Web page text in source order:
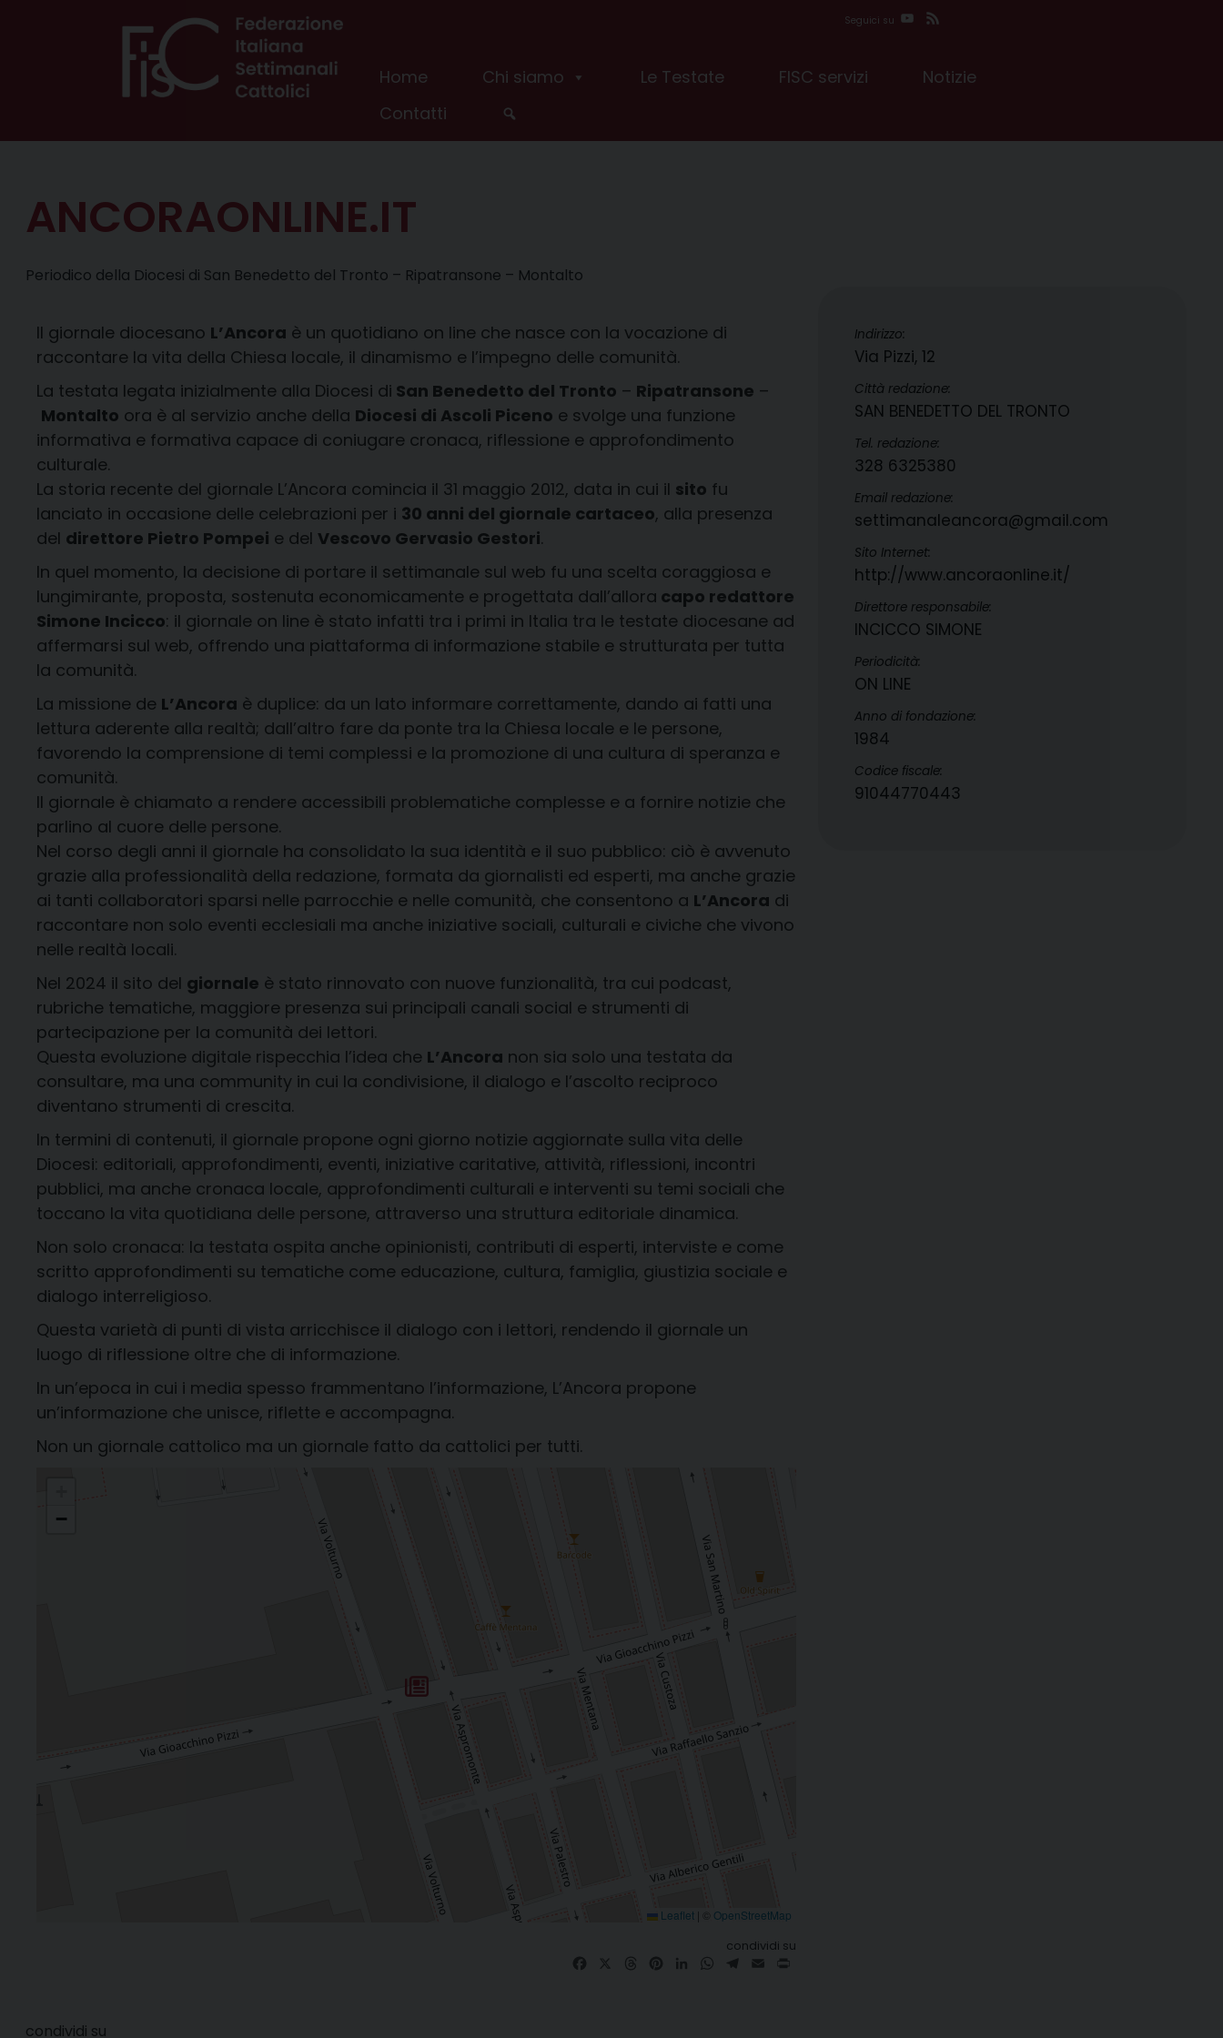
Seguici su YouTube
Home Chi siamo Le Testate FISC servizi
Notizie
Contatti
ANCORAONLINE.IT
Periodico della Diocesi di San Benedetto del Tronto – Ripatransone – Montalto
Il giornale diocesano L’Ancora è un quotidiano on line che nasce con la vocazione di
raccontare la vita della Chiesa locale, il dinamismo e l’impegno delle comunità.
La testata legata inizialmente alla Diocesi di San Benedetto del Tronto – Ripatransone –
Montalto ora è al servizio anche della Diocesi di Ascoli Piceno e svolge una funzione
informativa e formativa capace di coniugare cronaca, riflessione e approfondimento
culturale.
La storia recente del giornale L’Ancora comincia il 31 maggio 2012, data in cui il sito fu
lanciato in occasione delle celebrazioni per i 30 anni del giornale cartaceo, alla presenza
del direttore Pietro Pompei e del Vescovo Gervasio Gestori.
In quel momento, la decisione di portare il settimanale sul web fu una scelta coraggiosa e
lungimirante, proposta, sostenuta economicamente e progettata dall’allora capo redattore
Simone Incicco: il giornale on line è stato infatti tra i primi in Italia tra le testate diocesane ad
affermarsi sul web, offrendo una piattaforma di informazione stabile e strutturata per tutta
la comunità.
La missione de L’Ancora è duplice: da un lato informare correttamente, dando ai fatti una
lettura aderente alla realtà; dall’altro fare da ponte tra la Chiesa locale e le persone,
favorendo la comprensione di temi complessi e la promozione di una cultura di speranza e
comunità.
Il giornale è chiamato a rendere accessibili problematiche complesse e a fornire notizie che
parlino al cuore delle persone.
Nel corso degli anni il giornale ha consolidato la sua identità e il suo pubblico: ciò è avvenuto
grazie alla professionalità della redazione, formata da giornalisti ed esperti, ma anche grazie
ai tanti collaboratori sparsi nelle parrocchie e nelle comunità, che consentono a L’Ancora di
raccontare non solo eventi ecclesiali ma anche iniziative sociali, culturali e civiche che vivono
nelle realtà locali.
Nel 2024 il sito del giornale è stato rinnovato con nuove funzionalità, tra cui podcast,
rubriche tematiche, maggiore presenza sui principali canali social e strumenti di
partecipazione per la comunità dei lettori.
Questa evoluzione digitale rispecchia l’idea che L’Ancora non sia solo una testata da
consultare, ma una community in cui la condivisione, il dialogo e l’ascolto reciproco
diventano strumenti di crescita.
In termini di contenuti, il giornale propone ogni giorno notizie aggiornate sulla vita delle
Diocesi: editoriali, approfondimenti, eventi, iniziative caritative, attività, riflessioni, incontri
pubblici, ma anche cronaca locale, approfondimenti culturali e interventi su temi sociali che
toccano la vita quotidiana delle persone, attraverso una struttura editoriale dinamica.
Non solo cronaca: la testata ospita anche opinionisti, contributi di esperti, interviste e come
scritto approfondimenti su tematiche come educazione, cultura, famiglia, giustizia sociale e
dialogo interreligioso.
Questa varietà di punti di vista arricchisce il dialogo con i lettori, rendendo il giornale un
luogo di riflessione oltre che di informazione.
In un’epoca in cui i media spesso frammentano l’informazione, L’Ancora propone
un’informazione che unisce, riflette e accompagna.
Non un giornale cattolico ma un giornale fatto da cattolici per tutti.
−
Leaflet |
OpenStreetMap
condividi su
FacebookThreadsPinterest
LinkedInWhatsApp
Telegram
Email
Indirizzo:
Via Pizzi, 12
Città redazione:
SAN BENEDETTO DEL TRONTO
Tel. redazione:
328 6325380
Email redazione:
settimanaleancora@gmail.com
Sito Internet:
http://www.ancoraonline.it/
Direttore responsabile:
INCICCO SIMONE
Periodicità:
ON LINE
Anno di fondazione:
1984
Codice fiscale:
91044770443
condividi su